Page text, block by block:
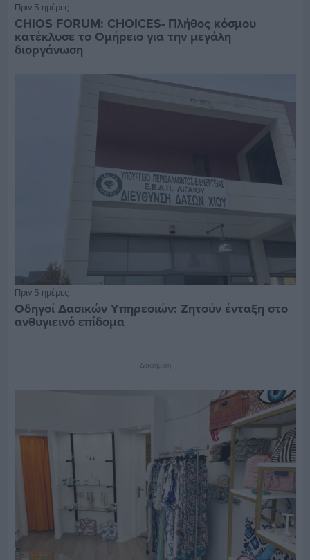
Πριν 5 ημέρες
CHIOS FORUM: CHOICES- Πλήθος κόσμου
κατέκλυσε το Ομήρειο για την μεγάλη
διοργάνωση
Πριν 5 ημέρες
Οδηγοί Δασικών Υπηρεσιών: Ζητούν ένταξη στο
ανθυγιεινό επίδομα
Διαφήμιση